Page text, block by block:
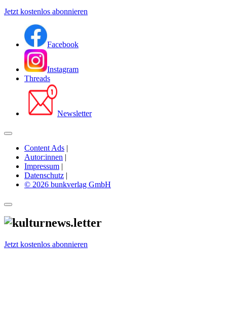
Jetzt kostenlos abonnieren
Facebook
Instagram
Threads
Newsletter
Content Ads |
Autor:innen |
Impressum |
Datenschutz |
© 2026 bunkverlag GmbH
Jetzt kostenlos abonnieren